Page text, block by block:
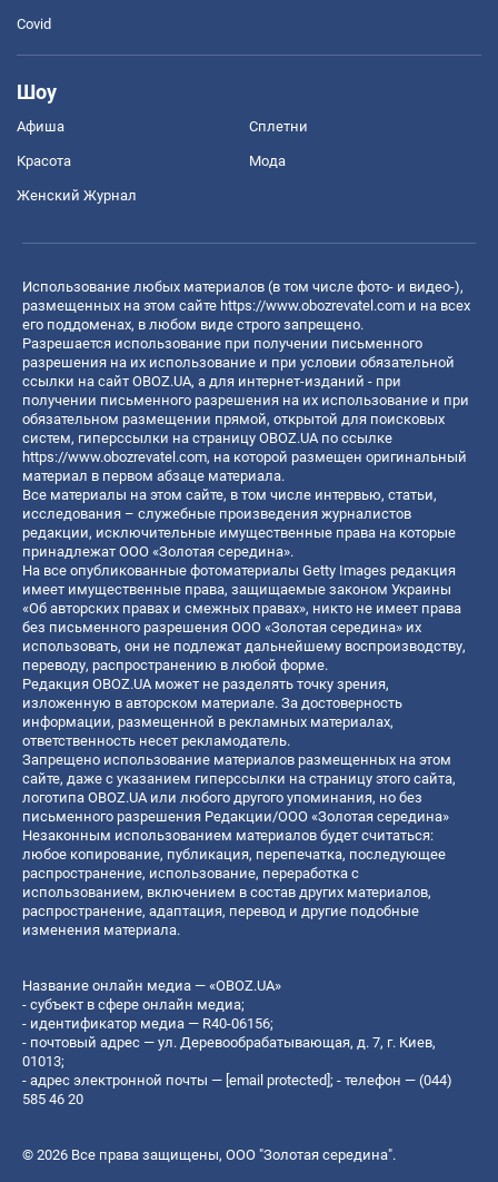
Covid
Шоу
Афиша Сплетни
Красота Мода
Женский Журнал
Использование любых материалов (в том числе фото- и видео-),
размещенных на этом сайте https://www.obozrevatel.com и на всех
его поддоменах, в любом виде строго запрещено.
Разрешается использование при получении письменного
разрешения на их использование и при условии обязательной
ссылки на сайт OBOZ.UA, а для интернет-изданий - при
получении письменного разрешения на их использование и при
обязательном размещении прямой, открытой для поисковых
систем, гиперссылки на страницу OBOZ.UA по ссылке
https://www.obozrevatel.com, на которой размещен оригинальный
материал в первом абзаце материала.
Все материалы на этом сайте, в том числе интервью, статьи,
исследования – служебные произведения журналистов
редакции, исключительные имущественные права на которые
принадлежат ООО «Золотая середина».
На все опубликованные фотоматериалы Getty Images редакция
имеет имущественные права, защищаемые законом Украины
«Об авторских правах и смежных правах», никто не имеет права
без письменного разрешения ООО «Золотая середина» их
использовать, они не подлежат дальнейшему воспроизводству,
переводу, распространению в любой форме.
Редакция OBOZ.UA может не разделять точку зрения,
изложенную в авторском материале. За достоверность
информации, размещенной в рекламных материалах,
ответственность несет рекламодатель.
Запрещено использование материалов размещенных на этом
сайте, даже с указанием гиперссылки на страницу этого сайта,
логотипа OBOZ.UA или любого другого упоминания, но без
письменного разрешения Редакции/ООО «Золотая середина»
Незаконным использованием материалов будет считаться:
любое копирование, публикация, перепечатка, последующее
распространение, использование, переработка с
использованием, включением в состав других материалов,
распространение, адаптация, перевод и другие подобные
изменения материала.
Название онлайн медиа — «OBOZ.UA»
- субъект в сфере онлайн медиа;
- идентификатор медиа — R40-06156;
- почтовый адрес — ул. Деревообрабатывающая, д. 7, г. Киев,
01013;
- адрес электронной почты — [email protected] ; - телефон — (044)
585 46 20
© 2026 Все права защищены, ООО "Золотая середина".